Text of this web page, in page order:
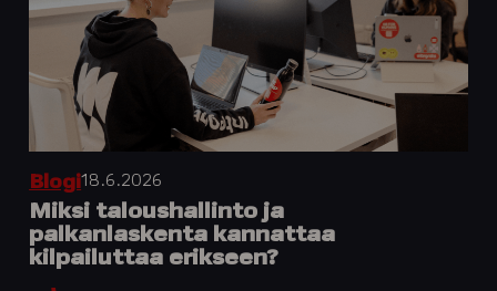
Blogi18.6.2026
Miksi taloushallinto ja
palkanlaskenta kannattaa
kilpailuttaa erikseen?